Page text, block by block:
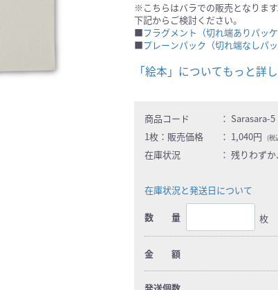
※こちらはバラでの販売となりま
下記からご検討ください。
■フラグメント（切れ端ありパッ
■プレーンパック（切れ端なしパ
商品コード ： Sarasara-5
1枚： 販売価格 ： 1,040円 (税
在庫状況 ： 残りわず
在庫状況と発送日について
数 量 枚
金 額